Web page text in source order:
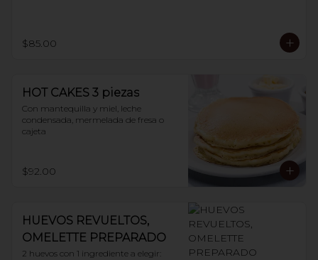
$85.00
HOT CAKES 3 piezas
Con mantequilla y miel, leche
condensada, mermelada de fresa o
cajeta
$92.00
HUEVOS REVUELTOS,
OMELETTE PREPARADO
2 huevos con 1 ingrediente a elegir: